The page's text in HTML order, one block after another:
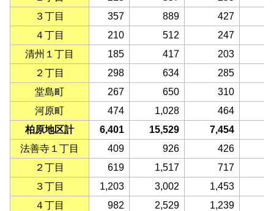
３丁目
357 889 427
４丁目
210 512 247
清州１丁目
185 417 203
２丁目
298 634 285
堂島町
267 650 310
河原町
474 1,028 464
柏原地区計
6,401 15,529 7,454
法善寺１丁目
409 926 426
２丁目
619 1,517 717
３丁目
1,203 3,002 1,453
４丁目
982 2,529 1,239